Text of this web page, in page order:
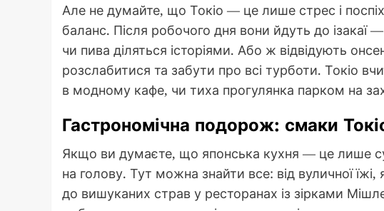
Але не думайте, що Токіо — це лише стрес і
баланс. Після робочого дня вони йдуть до ізакаї
чи пива діляться історіями. Або ж відвідують
розслабитися та забути про всі турботи. Токіо
в модному кафе, чи тиха прогулянка парком на
Гастрономічна подорож: смаки
Якщо ви думаєте, що японська кухня — це лише
на голову. Тут можна знайти все: від вуличної
до вишуканих страв у ресторанах із зірками